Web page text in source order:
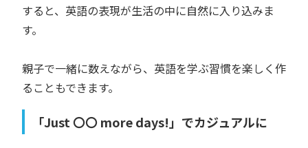
すると、英語の表現が生活の中に自然に入り込みま
す。
親子で一緒に数えながら、英語を学ぶ習慣を楽しく作
ることもできます。
「Just 〇〇 more days!」でカジュアルに